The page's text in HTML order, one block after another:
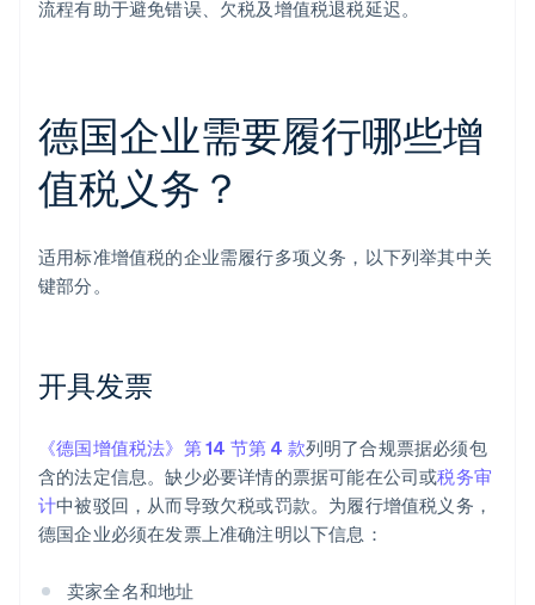
流程有助于避免错误、欠税及增值税退税延迟。
德国企业需要履行哪些增
值税义务？
适用标准增值税的企业需履行多项义务，以下列举其中关
键部分。
开具发票
《德国增值税法》第 14 节第 4 款列明了合规票据必须包
含的法定信息。缺少必要详情的票据可能在公司或税务审
计中被驳回，从而导致欠税或罚款。为履行增值税义务，
德国企业必须在发票上准确注明以下信息：
卖家全名和地址